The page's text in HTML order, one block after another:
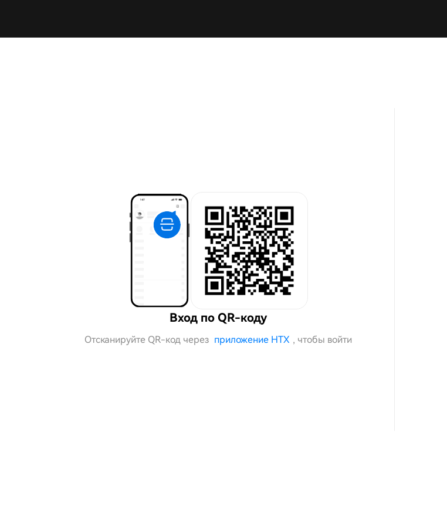
Вход по QR-коду
Отсканируйте QR-код через приложение HTX , чтобы войти